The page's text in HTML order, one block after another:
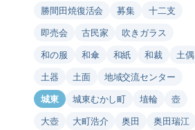
勝間田焼復活会
募集
十二支
即売会
古民家
吹きガラス
和の服
和傘 和紙 和裁
土偶
土器
土面
地域交流センター
城東
城東むかし町 埴輪
壺
大壺
大町浩介 奥田
奥田瑞江